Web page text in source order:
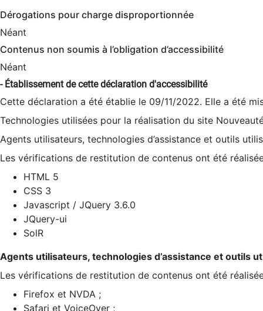
Dérogations pour charge disproportionnée
Néant
Contenus non soumis à l’obligation d’accessibilité
Néant
- Établissement de cette déclaration d'accessibilité
Cette déclaration a été établie le 09/11/2022. Elle a été
Technologies utilisées pour la réalisation du site
Agents utilisateurs, technologies d’assistance et outils
Les vérifications de restitution de contenus ont été
HTML 5
CSS 3
Javascript / JQuery 3.6.0
JQuery-ui
SolR
Agents utilisateurs, technologies d’assistance et outils
Les vérifications de restitution de contenus ont été
Firefox et NVDA ;
Safari et VoiceOver ;